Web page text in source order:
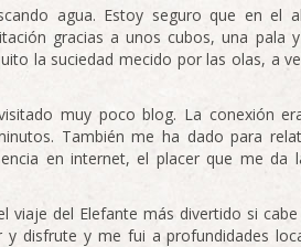
agua. Estoy seguro que en el
gracias a unos cubos, una pala
la suciedad mecido por las olas, a
muy poco blog. La conexión
También me ha dado para
en internet, el placer que me da
del Elefante más divertido si
disfrute y me fui a profundidades